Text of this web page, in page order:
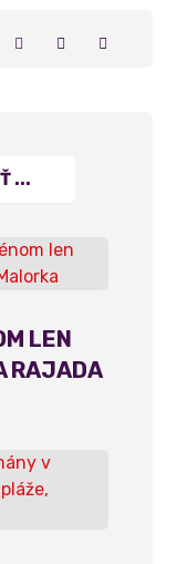
...
LEN
RAJADA